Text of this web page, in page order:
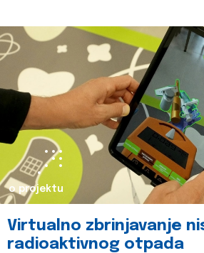
o projektu
Virtualno zbrinjavanje
radioaktivnog otpada